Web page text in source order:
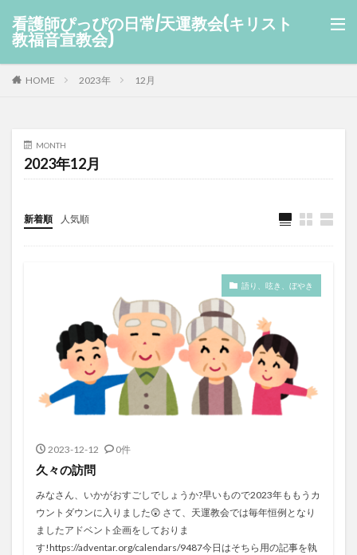
看護師ぴっぴの日常/天運教会(キリスト
教福音宣教会)
HOME 2023年 12月
MONTH
2023年12月
新着順 人気順
語り、呟き、ぼやき
2023-12-12 0件
久々の訪問
みなさん、いかがおすごしでしょうか?早いもので2023年ももうカ
ウントダウンに入りました😲 さて、天運教会では毎年恒例となり
ましたアドベント企画をしておりま
す!https://adventar.org/calendars/9487今日はそちら用の記事を執